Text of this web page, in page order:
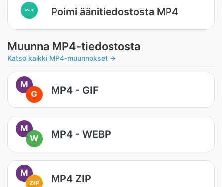
MP3 Poimi äänitiedostosta MP4
Muunna MP4-tiedostosta
Katso kaikki MP4-muunnokset →
M
G
MP4 - GIF
M
W
MP4 - WEBP
M
ZIP MP4 ZIP